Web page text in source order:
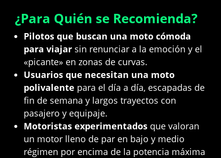
¿Para Quién se Recomienda?
Pilotos que buscan una moto cómoda
para viajar sin renunciar a la emoción y el
«picante» en zonas de curvas.
Usuarios que necesitan una moto
polivalente para el día a día, escapadas de
fin de semana y largos trayectos con
pasajero y equipaje.
Motoristas experimentados que valoran
un motor lleno de par en bajo y medio
régimen por encima de la potencia máxima